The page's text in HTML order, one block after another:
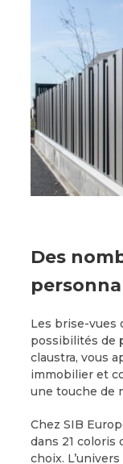
Des
Les brise-vues
possibilités de
claustra, vous
immobilier et
une touche de
Chez SIB
dans 21 coloris
choix.